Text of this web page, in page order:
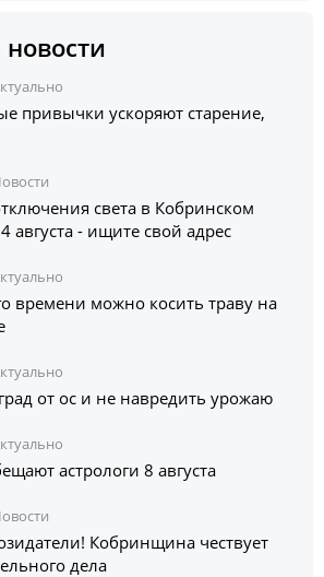
привычки ускоряют старение,
света в Кобринском
августа - ищите свой адрес
времени можно косить траву на
от ос и не навредить урожаю
астрологи 8 августа
Кобринщина чествует
дела